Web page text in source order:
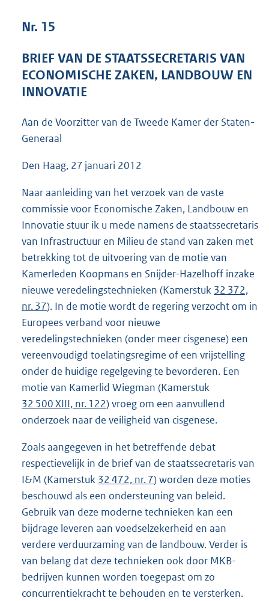
:
4
Nr. 15
BRIEF VAN DE STAATSSECRETARIS VAN
ECONOMISCHE ZAKEN, LANDBOUW EN
INNOVATIE
Aan de Voorzitter van de Tweede Kamer der Staten-
Generaal
Den Haag, 27 januari 2012
Naar aanleiding van het verzoek van de vaste
commissie voor Economische Zaken, Landbouw en
Innovatie stuur ik u mede namens de staatssecretaris
van Infrastructuur en Milieu de stand van zaken met
betrekking tot de uitvoering van de motie van
Kamerleden Koopmans en Snijder-Hazelhoff inzake
nieuwe veredelingstechnieken (Kamerstuk 32 372,
nr. 37). In de motie wordt de regering verzocht om in
Europees verband voor nieuwe
veredelingstechnieken (onder meer cisgenese) een
vereenvoudigd toelatingsregime of een vrijstelling
onder de huidige regelgeving te bevorderen. Een
motie van Kamerlid Wiegman (Kamerstuk
32 500 XIII, nr. 122) vroeg om een aanvullend
onderzoek naar de veiligheid van cisgenese.
Zoals aangegeven in het betreffende debat
respectievelijk in de brief van de staatssecretaris van
I&M (Kamerstuk 32 472, nr. 7) worden deze moties
beschouwd als een ondersteuning van beleid.
Gebruik van deze moderne technieken kan een
bijdrage leveren aan voedselzekerheid en aan
verdere verduurzaming van de landbouw. Verder is
van belang dat deze technieken ook door MKB-
bedrijven kunnen worden toegepast om zo
concurrentiekracht te behouden en te versterken.